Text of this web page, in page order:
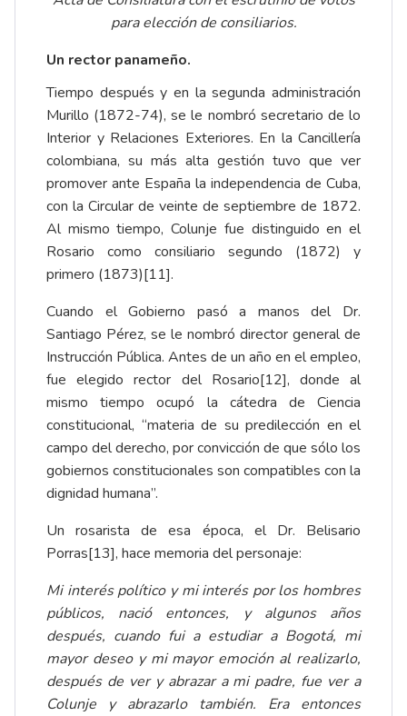
para elección de consiliarios.
Un rector panameño.
Tiempo después y en la segunda administración
Murillo (1872-74), se le nombró secretario de lo
Interior y Relaciones Exteriores. En la Cancillería
colombiana, su más alta gestión tuvo que ver
promover ante España la independencia de Cuba,
con la Circular de veinte de septiembre de 1872.
Al mismo tiempo, Colunje fue distinguido en el
Rosario como consiliario segundo (1872) y
primero (1873)[11].
Cuando el Gobierno pasó a manos del Dr.
Santiago Pérez, se le nombró director general de
Instrucción Pública. Antes de un año en el empleo,
fue elegido rector del Rosario[12], donde al
mismo tiempo ocupó la cátedra de Ciencia
constitucional, “materia de su predilección en el
campo del derecho, por convicción de que sólo los
gobiernos constitucionales son compatibles con la
dignidad humana”.
Un rosarista de esa época, el Dr. Belisario
Porras[13], hace memoria del personaje:
Mi interés político y mi interés por los hombres
públicos, nació entonces, y algunos años
después, cuando fui a estudiar a Bogotá, mi
mayor deseo y mi mayor emoción al realizarlo,
después de ver y abrazar a mi padre, fue ver a
Colunje y abrazarlo también. Era entonces